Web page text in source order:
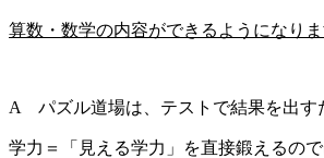
算数・数学の内容ができるようになりま
A パズル道場は、テストで結果を出す
学力＝「見える学力」を直接鍛えるので